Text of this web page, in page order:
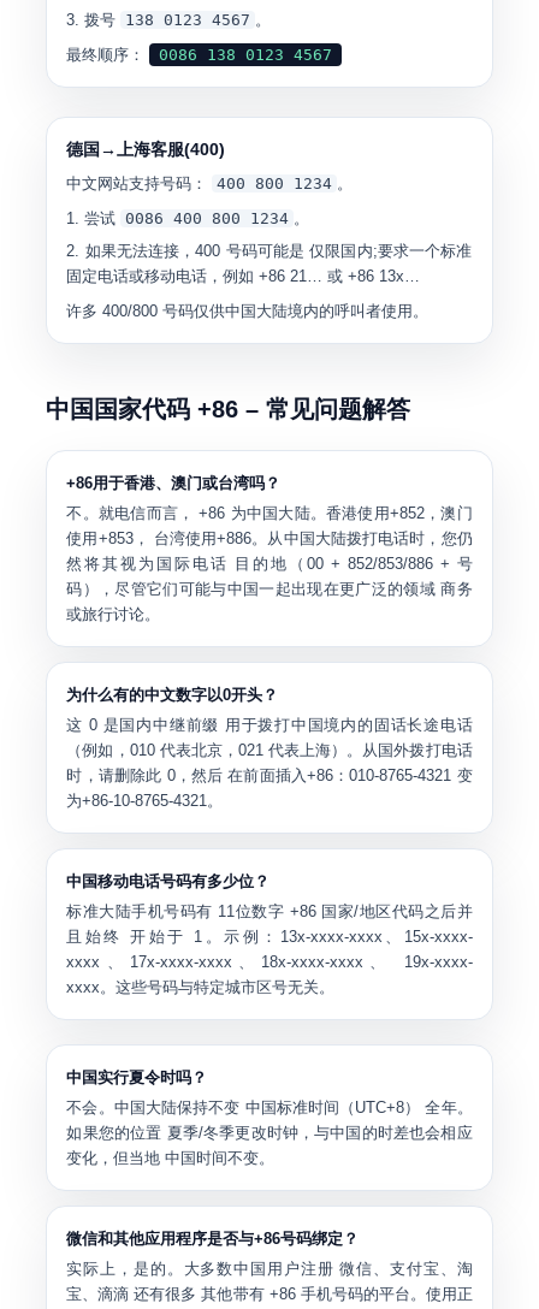
拨号 138 0123 4567 。
最终顺序：
0086 138 0123 4567
德国→上海客服(400)
中文网站支持号码： 400 800 1234 。
尝试 0086 400 800 1234 。
如果无法连接，400 号码可能是仅限国内;要求一个标准
固定电话或移动电话，例如 +86 21… 或 +86 13x…
许多 400/800 号码仅供中国大陆境内的呼叫者使用。
中国国家代码 +86 – 常见问题解答
+86用于香港、澳门或台湾吗？
不。就电信而言，+86 为中国大陆。香港使用+852，澳门
使用+853， 台湾使用+886。从中国大陆拨打电话时，您仍
然将其视为国际电话 目的地（00 + 852/853/886 + 号
码），尽管它们可能与中国一起出现在更广泛的领域 商务
或旅行讨论。
为什么有的中文数字以0开头？
这 0 是国内中继前缀 用于拨打中国境内的固话长途电话
（例如，010 代表北京，021 代表上海）。从国外拨打电话
时，请删除此 0，然后 在前面插入+86：010-8765-4321 变
为+86-10-8765-4321。
中国移动电话号码有多少位？
标准大陆手机号码有 11位数字 +86 国家/地区代码之后并
且始终 开始于 1 。示例：13x-xxxx-xxxx、15x-xxxx-
xxxx、17x-xxxx-xxxx、18x-xxxx-xxxx、 19x-xxxx-
xxxx。这些号码与特定城市区号无关。
中国实行夏令时吗？
不会。中国大陆保持不变 中国标准时间（UTC+8）
全年。
如果您的位置 夏季/冬季更改时钟，与中国的时差也会相应
变化，但当地 中国时间不变。
微信和其他应用程序是否与+86号码绑定？
实际上，是的。大多数中国用户注册微信、支付宝、淘
宝、滴滴 还有很多 其他带有 +86 手机号码的平台。使用正